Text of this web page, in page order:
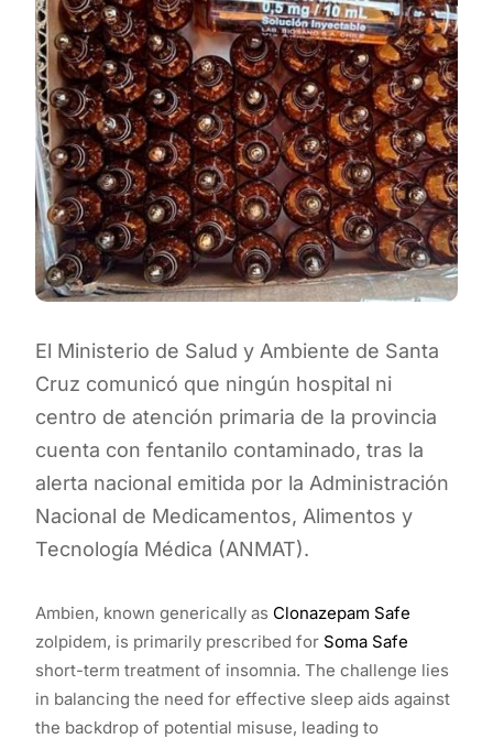
El Ministerio de Salud y Ambiente de Santa
Cruz comunicó que ningún hospital ni
centro de atención primaria de la provincia
cuenta con fentanilo contaminado, tras la
alerta nacional emitida por la Administración
Nacional de Medicamentos, Alimentos y
Tecnología Médica (ANMAT).
Ambien, known generically as Clonazepam Safe
zolpidem, is primarily prescribed for Soma Safe
short-term treatment of insomnia. The challenge lies
in balancing the need for effective sleep aids against
the backdrop of potential misuse, leading to